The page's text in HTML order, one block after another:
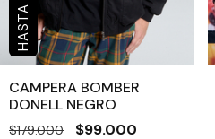
CAMPERA BOMBER
DONELL NEGRO
$179.000 $99.000